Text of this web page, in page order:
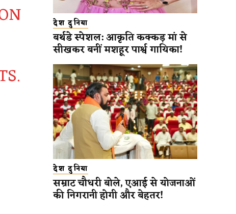
देश दुनिया
बर्थडे स्पेशल: आकृति कक्कड़ मां से
सीखकर बनीं मशहूर पार्श्व गायिका!
देश दुनिया
सम्राट चौधरी बोले, एआई से योजनाओं
की निगरानी होगी और बेहतर!